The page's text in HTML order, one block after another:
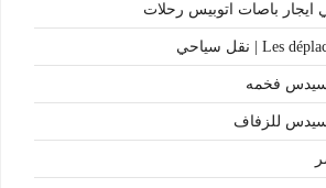
باصات اتوبيس رحلات
فخمه
للزفاف